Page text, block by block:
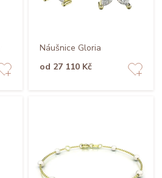
Náušnice Gloria
od 27 110 Kč